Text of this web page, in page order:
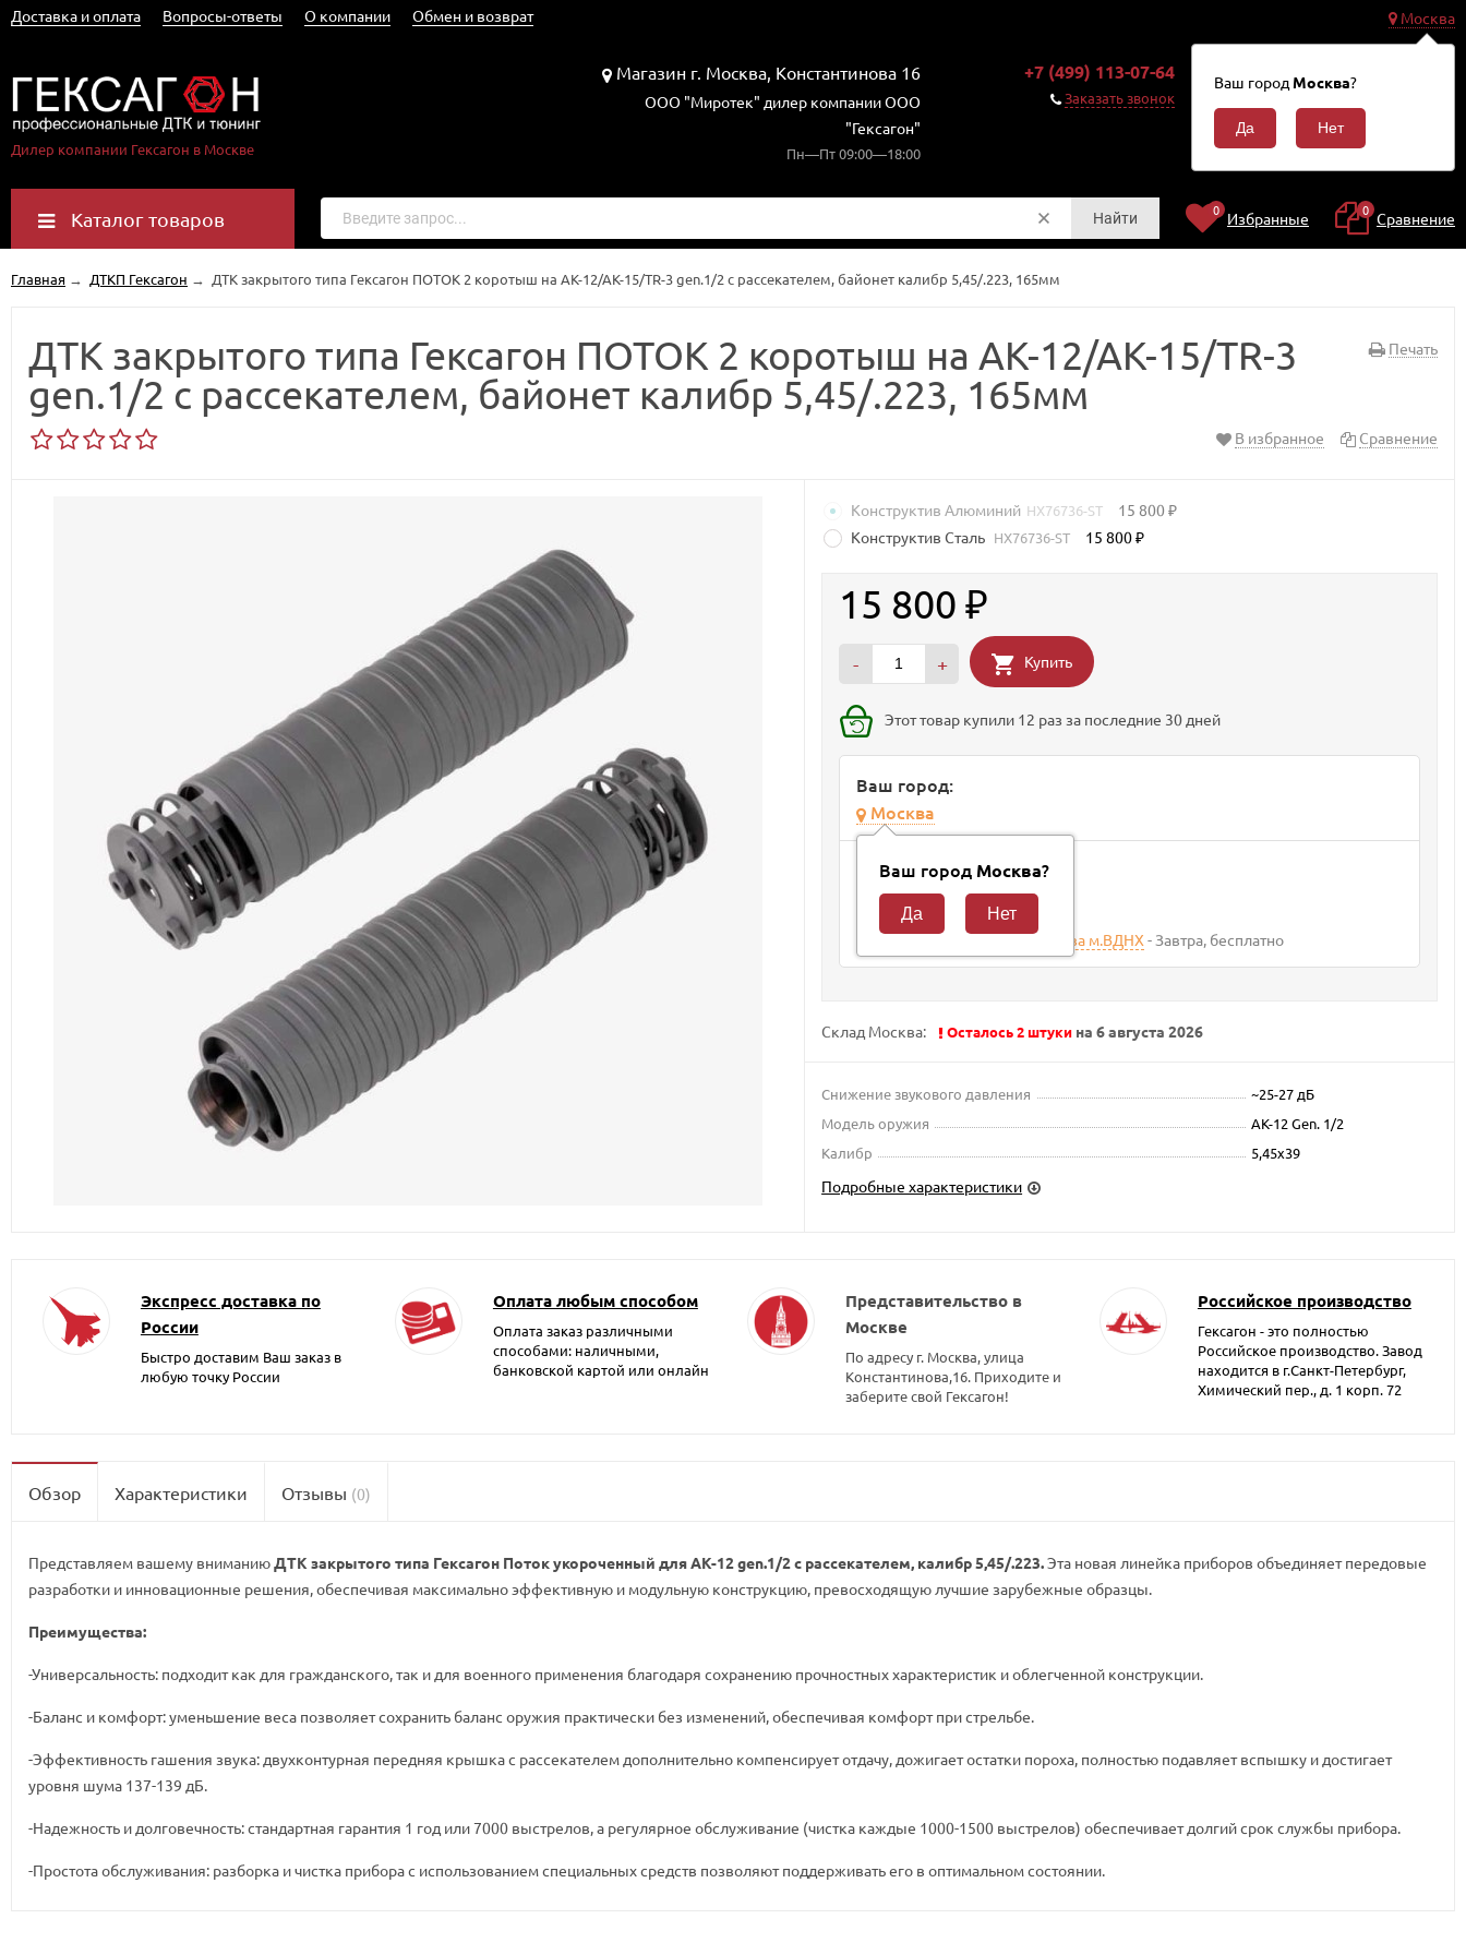
Москва
Ваш город Москва?
Доставка и оплата Вопросы-ответы О компании Обмен и возврат
Дилер компании Гексагон в Москве
Магазин г. Москва, Константинова 16
ООО "Миротек" дилер компании ООО
"Гексагон"
Пн—Пт 09:00—18:00
+7 (499) 113-07-64
Заказать звонок
Корзина
Каталог товаров Найти 0 Избранные 0 Сравнение
Главная → ДТКП Гексагон → ДТК закрытого типа Гексагон ПОТОК 2 коротыш на АК-12/АК-15/TR-3 gen.1/2 с рассекателем, байонет калибр 5,45/.223, 165мм
Печать
ДТК закрытого типа Гексагон ПОТОК 2 коротыш на АК-12/АК-15/TR-3
gen.1/2 с рассекателем, байонет калибр 5,45/.223, 165мм
В избранное Сравнение
Конструктив Алюминий HX76736-ST 15 800
Конструктив Сталь HX76736-ST 15 800
15 800
- + Купить
Этот товар купили 12 раз за последние 30 дней
Ваш город:
Москва
Ваш город Москва?
Способ доставки
Курьер Завтра 400
Самовывоз из магазина Москва м.ВДНХ Завтра Бесплатно
Склад Москва: Осталось 2 штуки на 6 августа 2026
Снижение звукового давления
~25-27 дБ
Модель оружия
АК-12 Gen. 1/2
Калибр
5,45x39
Подробные характеристики
Экспресс доставка по
России
Быстро доставим Ваш заказ в
любую точку России
Оплата любым способом
Оплата заказ различными
способами: наличными,
банковской картой или онлайн
Представительство в
Москве
По адресу г. Москва, улица
Константинова,16. Приходите и
заберите свой Гексагон!
Российское производство
Гексагон - это полностью
Российское производство. Завод
находится в г.Санкт-Петербург,
Химический пер., д. 1 корп. 72
Обзор Характеристики Отзывы (0)
Представляем вашему вниманиюДТК закрытого типа Гексагон Поток укороченный для АК-12 gen.1/2 с рассекателем, калибр 5,45/.223.Эта новая линейка приборов объединяет передовые
разработки и инновационные решения, обеспечивая максимально эффективную и модульную конструкцию, превосходящую лучшие зарубежные образцы.
Преимущества:
-Универсальность: подходит как для гражданского, так и для военного применения благодаря сохранению прочностных характеристик и облегченной конструкции.
-Баланс и комфорт: уменьшение веса позволяет сохранить баланс оружия практически без изменений, обеспечивая комфорт при стрельбе.
-Эффективность гашения звука: двухконтурная передняя крышка с рассекателем дополнительно компенсирует отдачу, дожигает остатки пороха, полностью подавляет вспышку и достигает
уровня шума 137-139 дБ.
-Надежность и долговечность: стандартная гарантия 1 год или 7000 выстрелов, а регулярное обслуживание (чистка каждые 1000-1500 выстрелов) обеспечивает долгий срок службы прибора.
-Простота обслуживания: разборка и чистка прибора с использованием специальных средств позволяют поддерживать его в оптимальном состоянии.